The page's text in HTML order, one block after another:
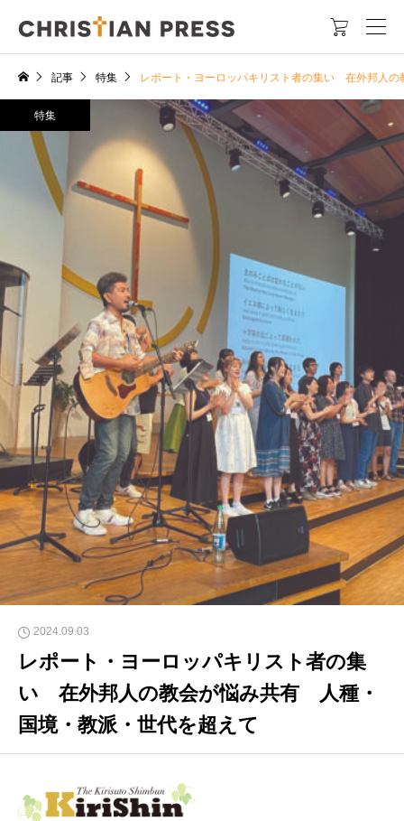

記事 特集 レポート・ヨーロッパキリスト者の集い 在外邦人
特集
2024.09.03
レポート・ヨーロッパキリスト者の集
い 在外邦人の教会が悩み共有 人種・
国境・教派・世代を超えて